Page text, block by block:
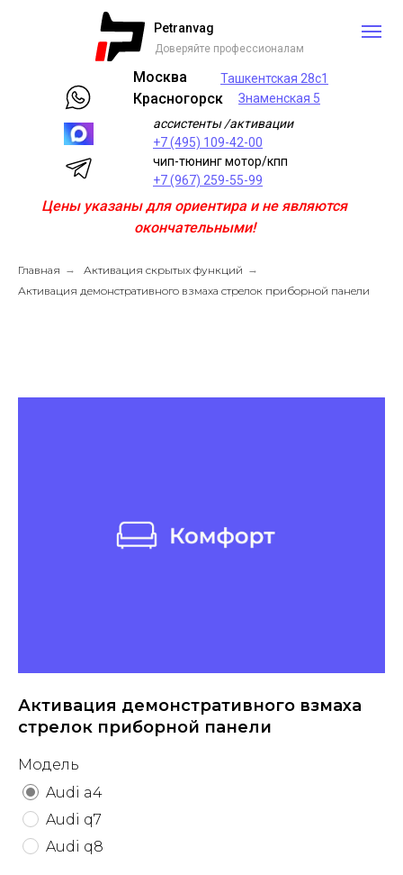
Ташкентская 28с1
Знаменская 5
ассистенты /активации
+7 (495) 109-42-00
чип-тюнинг мотор/кпп
+7 (967) 259-55-99
Москва
Красногорск
Petranvag
Доверяйте профессионалам
Цены указаны для ориентира и не являются
окончательными!
Главная → Активация скрытых функций →
Активация демонстративного взмаха стрелок приборной панели
Активация демонстративного взмаха
стрелок приборной панели
Модель
Audi a4
Audi q7
Audi q8